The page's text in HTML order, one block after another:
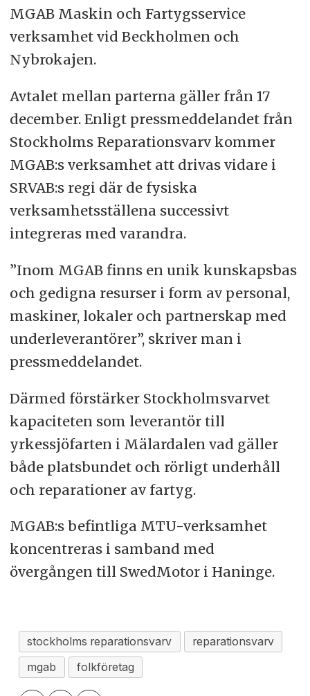
MGAB Maskin och Fartygsservice
verksamhet vid Beckholmen och
Nybrokajen.
Avtalet mellan parterna gäller från 17
december. Enligt pressmeddelandet från
Stockholms Reparationsvarv kommer
MGAB:s verksamhet att drivas vidare i
SRVAB:s regi där de fysiska
verksamhetsställena successivt
integreras med varandra.
”Inom MGAB finns en unik kunskapsbas
och gedigna resurser i form av personal,
maskiner, lokaler och partnerskap med
underleverantörer”, skriver man i
pressmeddelandet.
Därmed förstärker Stockholmsvarvet
kapaciteten som leverantör till
yrkessjöfarten i Mälardalen vad gäller
både platsbundet och rörligt underhåll
och reparationer av fartyg.
MGAB:s befintliga MTU-verksamhet
koncentreras i samband med
övergången till SwedMotor i Haninge.
stockholms reparationsvarv
reparationsvarv
mgab
folkföretag